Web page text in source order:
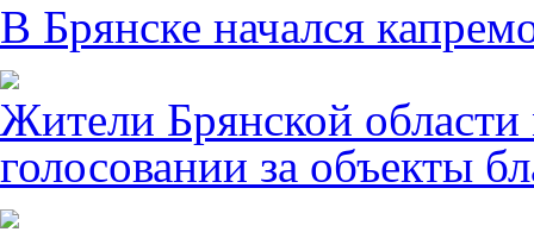
В Брянске начался
Жители Брянской области
голосовании за объекты